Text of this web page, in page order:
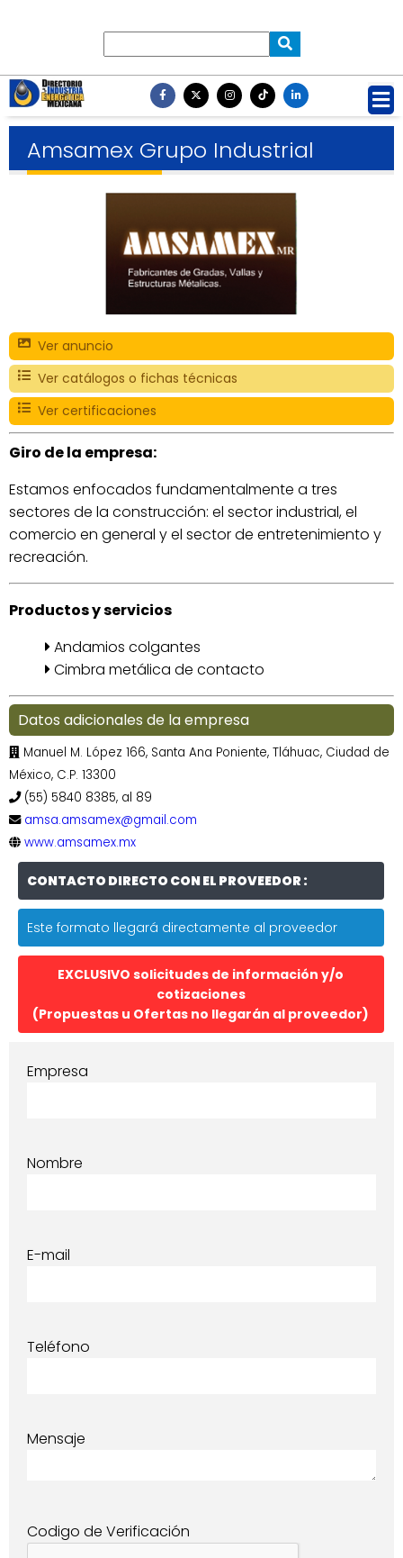
Amsamex Grupo Industrial
Ver anuncio
Ver catálogos o fichas técnicas
Ver certificaciones
Giro de la empresa:
Estamos enfocados fundamentalmente a tres
sectores de la construcción: el sector industrial, el
comercio en general y el sector de entretenimiento y
recreación.
Productos y servicios
Andamios colgantes
Cimbra metálica de contacto
Datos adicionales de la empresa
Manuel M. López 166, Santa Ana Poniente, Tláhuac, Ciudad de
México, C.P. 13300
(55) 5840 8385, al 89
amsa.amsamex@gmail.com
www.amsamex.mx
CONTACTO DIRECTO CON EL PROVEEDOR :
Este formato llegará directamente al proveedor
EXCLUSIVO solicitudes de información y/o
cotizaciones
(Propuestas u Ofertas no llegarán al proveedor)
Empresa
Nombre
E-mail
Teléfono
Mensaje
Codigo de Verificación